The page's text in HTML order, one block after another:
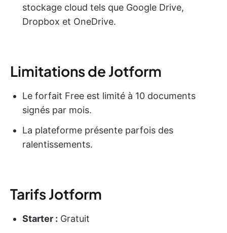
stockage cloud tels que Google Drive,
Dropbox et OneDrive.
Limitations de Jotform
Le forfait Free est limité à 10 documents
signés par mois.
La plateforme présente parfois des
ralentissements.
Tarifs Jotform
Starter : Gratuit